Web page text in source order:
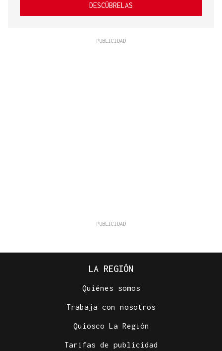
DESCÚBRELAS
LA REGIÓN
Quiénes somos
Trabaja con nosotros
Quiosco La Región
Tarifas de publicidad